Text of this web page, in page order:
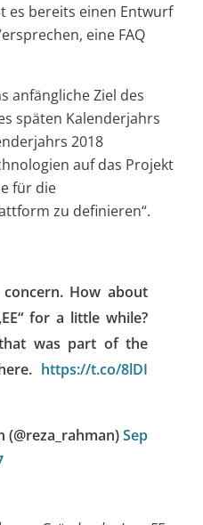
es bereits einen Entwurf
eine FAQ
anfängliche Ziel des
späten Kalenderjahrs
2018
auf das Projekt
für die
zu definieren“.
How about
for a little while?
was part of the
https://t.co/8lDI
(@reza_rahman)Sep